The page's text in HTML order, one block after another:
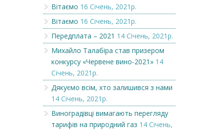
Вітаємо 16 Січень, 2021р.
Вітаємо 16 Січень, 2021р.
Передплата – 2021 14 Січень, 2021р.
Михайло Талабіра став призером
конкурсу «Червене вино-2021» 14
Січень, 2021р.
Дякуємо всім, хто залишився з нами
14 Січень, 2021р.
Виноградівці вимагають перегляду
тарифів на природний газ 14 Січень,